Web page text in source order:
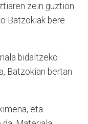
zein guztion
Batzokiak bere
bidaltzeko
Batzokian bertan
eta